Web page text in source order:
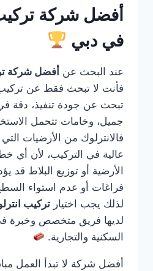
أفضل شركة
في دبي
عند البحث عن أفضل شركة
فأنت لا تبحث فقط عن
تبحث عن جودة تنفيذ، دقة
جميل، وخامات تتحمل
فالانترلوك من الأرضيات
عالية في التركيب، لأن أي
الأرضية أو توزيع البلاط قد
فراغات أو عدم استواء
لذلك يجب اختيار تركيب
لديها فريق متخصص وخبرة
السكنية والتجارية.
أفضل شركة لا تبدأ العمل